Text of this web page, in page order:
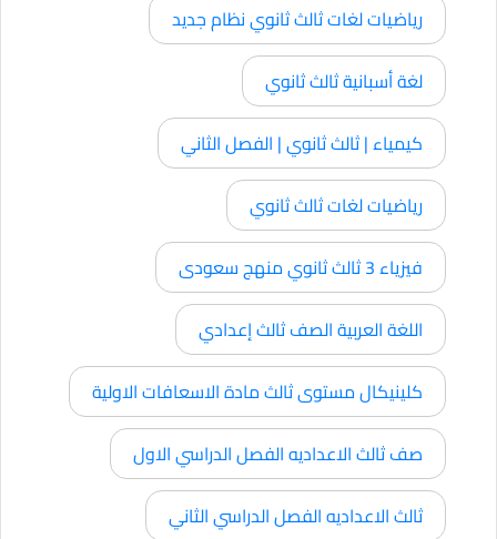
رياضيات لغات ثالث ثانوي نظام جديد
لغة أسبانية ثالث ثانوي
كيمياء | ثالث ثانوي | الفصل الثاني
رياضيات لغات ثالث ثانوي
فيزياء 3 ثالث ثانوي منهج سعودى
اللغة العربية الصف ثالث إعدادي
كلينيكال مستوى ثالث مادة الاسعافات الاولية
صف ثالث الاعداديه الفصل الدراسي الاول
ثالث الاعداديه الفصل الدراسي الثاني